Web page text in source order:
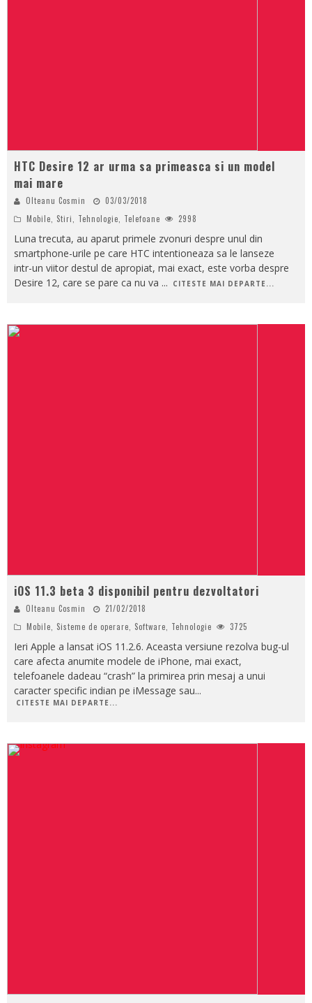
HTC Desire 12 ar urma sa primeasca si un model
mai mare
Olteanu Cosmin
03/03/2018
Mobile
Stiri Tehnologie Telefoane 2998
Luna trecuta, au aparut primele zvonuri despre unul din
smartphone-urile pe care HTC intentioneaza sa le lanseze
intr-un viitor destul de apropiat, mai exact, este vorba despre
Desire 12, care se pare ca nu va ... CITESTE MAI DEPARTE...
iOS 11.3 beta 3 disponibil pentru dezvoltatori
Olteanu Cosmin
21/02/2018
Mobile
Sisteme de operare Software Tehnologie 3725
Ieri Apple a lansat iOS 11.2.6. Aceasta versiune rezolva bug-ul
care afecta anumite modele de iPhone, mai exact,
telefoanele dadeau “crash” la primirea prin mesaj a unui
caracter specific indian pe iMessage sau...
CITESTE MAI DEPARTE...